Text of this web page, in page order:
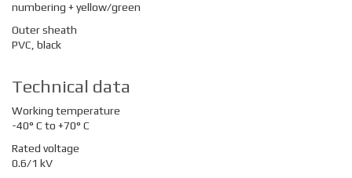
numbering + yellow/green
Outer sheath
PVC, black
Technical data
Working temperature
-40° C to +70° C
Rated voltage
0.6/1 kV